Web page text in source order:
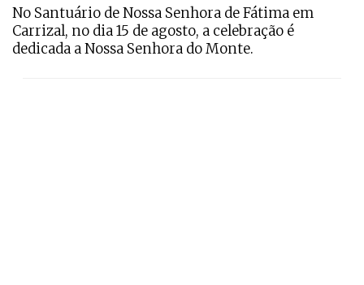
No Santuário de Nossa Senhora de Fátima em
Carrizal, no dia 15 de agosto, a celebração é
dedicada a Nossa Senhora do Monte.